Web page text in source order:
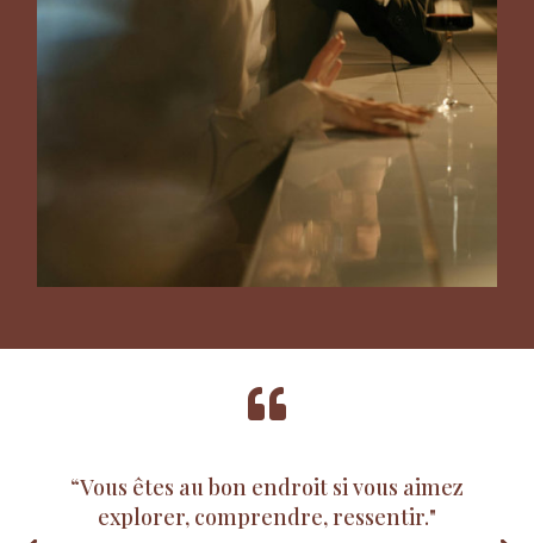

“Vous êtes au bon endroit si vous aimez
explorer, comprendre, ressentir."